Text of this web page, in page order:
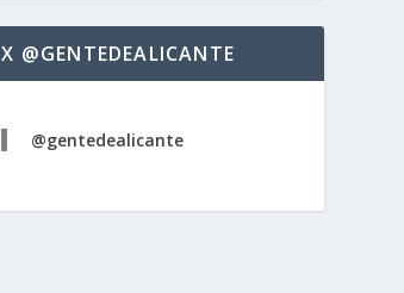
X @GENTEDEALICANTE
@gentedealicante